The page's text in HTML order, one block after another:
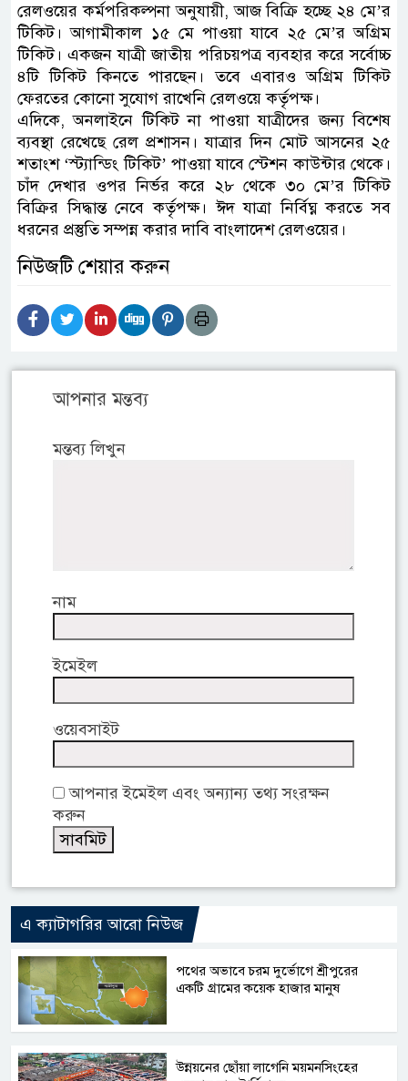
রেলওয়ের কর্মপরিকল্পনা অনুযায়ী, আজ বিক্রি হচ্ছে ২৪ মে’র
টিকিট। আগামীকাল ১৫ মে পাওয়া যাবে ২৫ মে’র অগ্রিম
টিকিট। একজন যাত্রী জাতীয় পরিচয়পত্র ব্যবহার করে সর্বোচ্চ
৪টি টিকিট কিনতে পারছেন। তবে এবারও অগ্রিম টিকিট
ফেরতের কোনো সুযোগ রাখেনি রেলওয়ে কর্তৃপক্ষ।
এদিকে, অনলাইনে টিকিট না পাওয়া যাত্রীদের জন্য বিশেষ
ব্যবস্থা রেখেছে রেল প্রশাসন। যাত্রার দিন মোট আসনের ২৫
শতাংশ ‘স্ট্যান্ডিং টিকিট’ পাওয়া যাবে স্টেশন কাউন্টার থেকে।
চাঁদ দেখার ওপর নির্ভর করে ২৮ থেকে ৩০ মে’র টিকিট
বিক্রির সিদ্ধান্ত নেবে কর্তৃপক্ষ। ঈদ যাত্রা নির্বিঘ্ন করতে সব
ধরনের প্রস্তুতি সম্পন্ন করার দাবি বাংলাদেশ রেলওয়ের।
নিউজটি শেয়ার করুন
আপনার মন্তব্য
মন্তব্য লিখুন
নাম
ইমেইল
ওয়েবসাইট
আপনার ইমেইল এবং অন্যান্য তথ্য সংরক্ষন
করুন
এ ক্যাটাগরির আরো নিউজ
পথের অভাবে চরম দুর্ভোগে শ্রীপুরের
একটি গ্রামের কয়েক হাজার মানুষ
উন্নয়নের ছোঁয়া লাগেনি ময়মনসিংহের